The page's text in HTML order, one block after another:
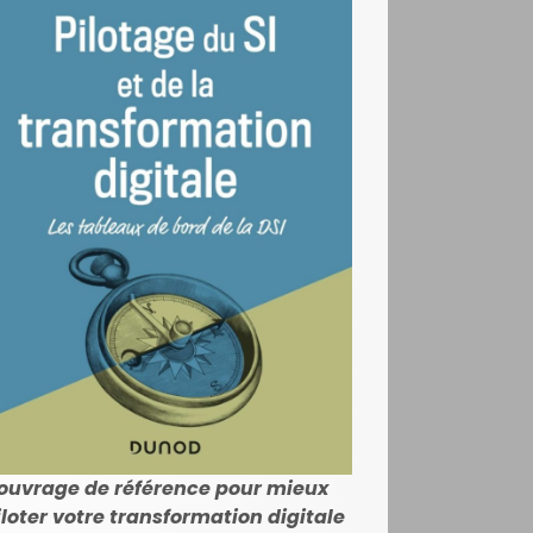
de référence pour mieux
votre transformation digitale